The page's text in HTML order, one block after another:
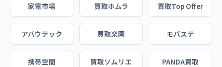
家電市場 買取ホムラ 買取Top Offer
アバウテック 買取楽園 モバステ
携帯空間 買取ソムリエ PANDA買取